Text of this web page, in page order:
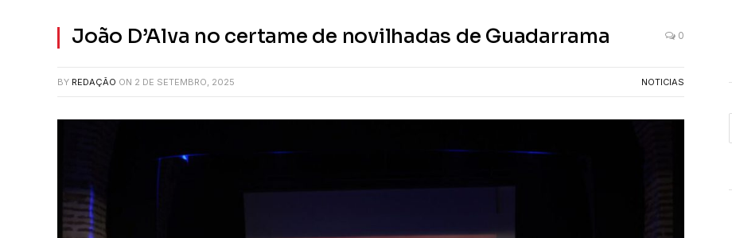
João D’Alva no certame de novilhadas de Guadarrama 0
BY REDAÇÃO ON 2 DE SETEMBRO, 2025 NOTICIAS